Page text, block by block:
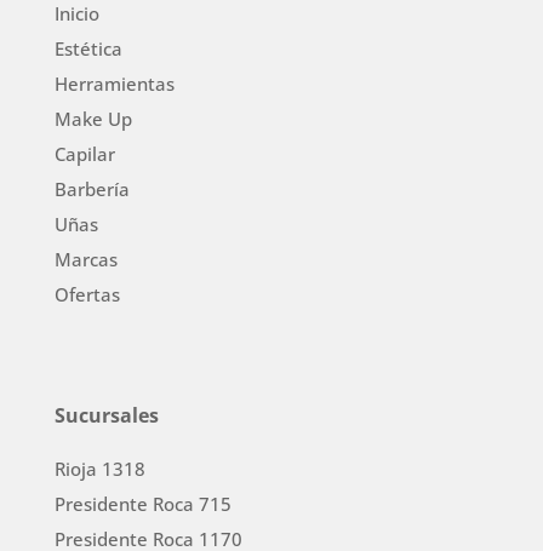
Inicio
Estética
Herramientas
Make Up
Capilar
Barbería
Uñas
Marcas
Ofertas
Sucursales
Rioja 1318
Presidente Roca 715
Presidente Roca 1170